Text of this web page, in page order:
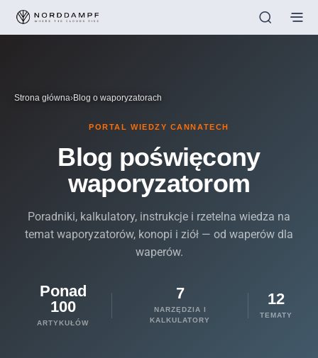
Strona główna›Blog o waporyzatorach
PORTAL WIEDZY CANNATECH
Blog poświęcony
waporyzatorom
Poradniki, kalkulatory, instrukcje i rzetelna wiedza na
temat waporyzatorów, konopi i ziół — od waperów dla
waperów.
Ponad
100
ARTYKUŁÓW
7
NARZĘDZIA I
KALKULATORY
12
TEMATY